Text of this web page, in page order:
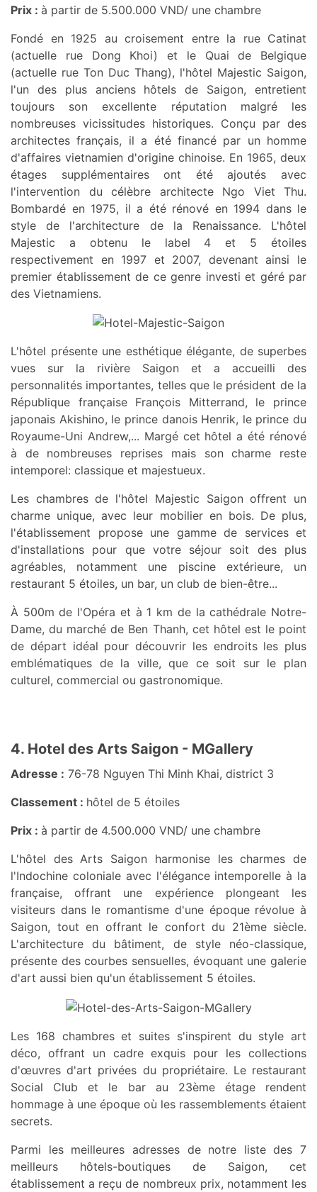
Prix : à partir de 5.500.000 VND/ une chambre
Fondé en 1925 au croisement entre la rue Catinat
(actuelle rue Dong Khoi) et le Quai de Belgique
(actuelle rue Ton Duc Thang), l'hôtel Majestic Saigon,
l'un des plus anciens hôtels de Saigon, entretient
toujours son excellente réputation malgré les
nombreuses vicissitudes historiques. Conçu par des
architectes français, il a été financé par un homme
d'affaires vietnamien d'origine chinoise. En 1965, deux
étages supplémentaires ont été ajoutés avec
l'intervention du célèbre architecte Ngo Viet Thu.
Bombardé en 1975, il a été rénové en 1994 dans le
style de l'architecture de la Renaissance. L'hôtel
Majestic a obtenu le label 4 et 5 étoiles
respectivement en 1997 et 2007, devenant ainsi le
premier établissement de ce genre investi et géré par
des Vietnamiens.
L'hôtel présente une esthétique élégante, de superbes
vues sur la rivière Saigon et a accueilli des
personnalités importantes, telles que le président de la
République française François Mitterrand, le prince
japonais Akishino, le prince danois Henrik, le prince du
Royaume-Uni Andrew,... Margé cet hôtel a été rénové
à de nombreuses reprises mais son charme reste
intemporel: classique et majestueux.
Les chambres de l'hôtel Majestic Saigon offrent un
charme unique, avec leur mobilier en bois. De plus,
l'établissement propose une gamme de services et
d'installations pour que votre séjour soit des plus
agréables, notamment une piscine extérieure, un
restaurant 5 étoiles, un bar, un club de bien-être...
À 500m de l'Opéra et à 1 km de la cathédrale Notre-
Dame, du marché de Ben Thanh, cet hôtel est le point
de départ idéal pour découvrir les endroits les plus
emblématiques de la ville, que ce soit sur le plan
culturel, commercial ou gastronomique.
4. Hotel des Arts Saigon - MGallery
Adresse : 76-78 Nguyen Thi Minh Khai, district 3
Classement : hôtel de 5 étoiles
Prix : à partir de 4.500.000 VND/ une chambre
L'hôtel des Arts Saigon harmonise les charmes de
l'Indochine coloniale avec l'élégance intemporelle à la
française, offrant une expérience plongeant les
visiteurs dans le romantisme d'une époque révolue à
Saigon, tout en offrant le confort du 21ème siècle.
L'architecture du bâtiment, de style néo-classique,
présente des courbes sensuelles, évoquant une galerie
d'art aussi bien qu'un établissement 5 étoiles.
Les 168 chambres et suites s'inspirent du style art
déco, offrant un cadre exquis pour les collections
d'œuvres d'art privées du propriétaire. Le restaurant
Social Club et le bar au 23ème étage rendent
hommage à une époque où les rassemblements étaient
secrets.
Parmi les meilleures adresses de notre liste des 7
meilleurs hôtels-boutiques de Saigon, cet
établissement a reçu de nombreux prix, notamment les